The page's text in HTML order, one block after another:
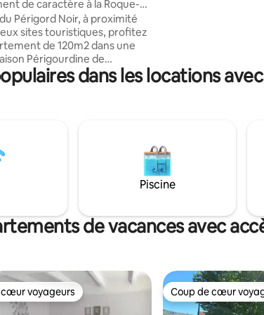
de caractère à la Roque-
Périgord Noir, à proximité
sites touristiques, profitez
de 120m2 dans une
Périgourdine de
début du XIXe siècle.
placé au coeur du village de
salon avec cheminée, de trois
deux salles de bain, deux WC.
bénéficie d'un accès
dans les locations
Piscine
de vacances avec
cœur voyageurs
voyageurs Coup de cœur
Coup de cœur